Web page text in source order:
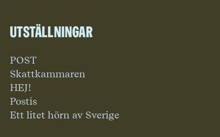
Utställningar
POST
Skattkammaren
HEJ!
Postis
Ett litet hörn av Sverige